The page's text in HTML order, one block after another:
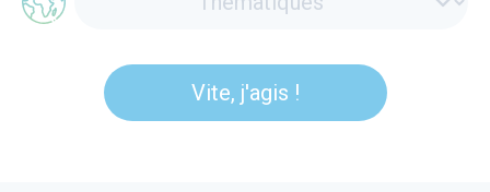
Vite, j'agis !